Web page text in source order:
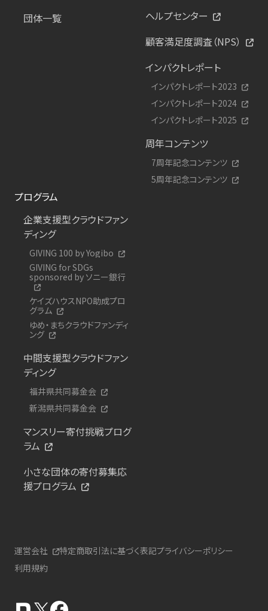
団体一覧
ヘルプセンター
顧客満足度調査（NPS）
インパクトレポート
インパクトレポート2023
インパクトレポート2024
インパクトレポート2025
周年コンテンツ
7周年記念コンテンツ
5周年記念コンテンツ
プログラム
企業支援型クラウドファン
ディング
GIVING 100 by Yogibo
GIVING for SDGs
sponsored by ソニー銀行
ケイズハウスNPO助成プロ
グラム
ゆめ・まちクラウドファンディ
ング
中間支援型クラウドファン
ディング
福井県共同募金会
新潟県共同募金会
マンスリー寄付挑戦プログ
ラム
小さな団体の寄付募集応
援プログラム
運営会社 特定商取引法に基づく表記プライバシーポリシー
利用規約